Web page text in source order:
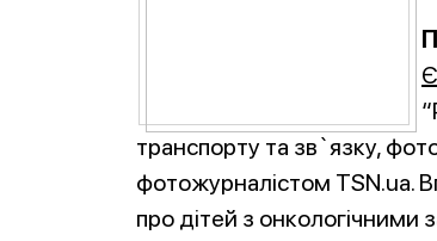
транспорту та зв`язку,
фотожурналістом TSN.ua.
про дітей з онкологічними